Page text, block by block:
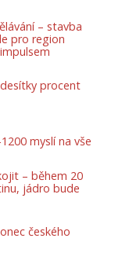
– stavba
pro region
procent
myslí na vše
– během 20
jádro bude
českého